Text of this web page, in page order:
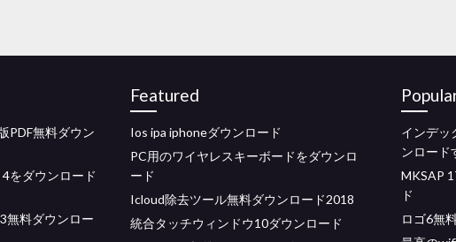
PDF無料ダウン
をダウンロード
無料ダウンロー
Featured
Ios ipa iphoneダウンロード
PC用のワイヤレスキーボードをダウンロ
ード
Icloud除去ツール無料ダウンロード2018
統合タッチウィンドウ10ダウンロード
インデッ
ンロード
MKSAP
ド
ロゴ6無